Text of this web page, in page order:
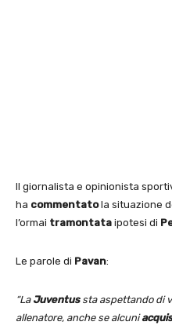
Il giornalista e opinionista
ha commentatola situazione
l’ormai tramontata ipotesi di
Le parole di Pavan:
“La Juventussta aspettando di
allenatore, anche se alcuni